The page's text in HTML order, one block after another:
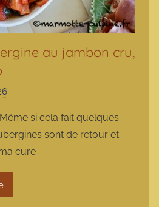
au jambon cru,
r
m
a
r
si cela fait quelques
sont de retour et
cure